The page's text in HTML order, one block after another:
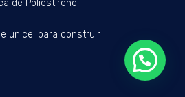
de Poliestireno
unicel para construir